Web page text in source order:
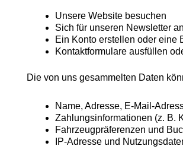
Unsere Website besuchen
Sich für unseren Newsletter
Ein Konto erstellen oder eine
Kontaktformulare ausfüllen
Die von uns gesammelten Daten
Name, Adresse, E-Mail-
Zahlungsinformationen (z. B.
Fahrzeugpräferenzen und
IP-Adresse und